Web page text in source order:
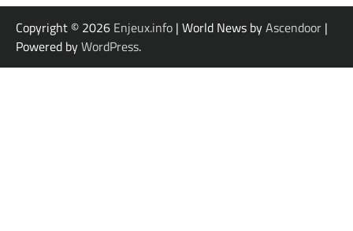
Copyright © 2026 Enjeux.info | World News byAscendoor |
Powered byWordPress.